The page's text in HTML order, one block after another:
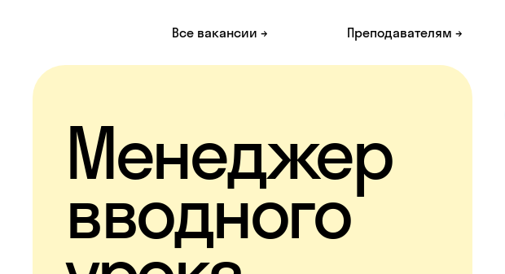
Все вакансии → Преподавателям →
Менеджер
вводного